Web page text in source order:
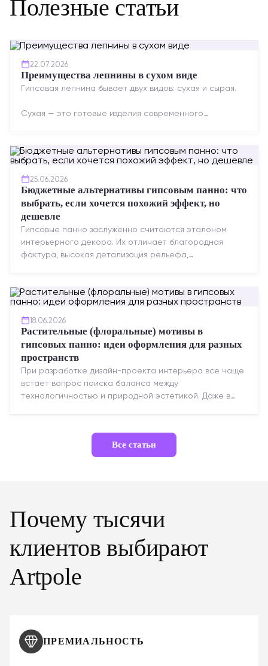
Полезные статьи
22.07.2026
Преимущества лепнины в сухом виде
Гипсовая лепнина бывает двух видов: сухая и сырая.
Сухая — это готовые изделия современного
25.06.2026
Бюджетные альтернативы гипсовым панно: что
выбрать, если хочется похожий эффект, но
дешевле
Гипсовые панно заслуженно считаются эталоном
интерьерного декора. Их отличает благородная
фактура, высокая детализация рельефа,
18.06.2026
Растительные (флоральные) мотивы в
гипсовых панно: идеи оформления для разных
пространств
При разработке дизайн-проекта интерьера все чаще
встает вопрос поиска баланса между
технологичностью и природной эстетикой. Даже в
Все статьи
Почему тысячи
клиентов выбирают
Artpole
ПРЕМИАЛЬНОСТЬ